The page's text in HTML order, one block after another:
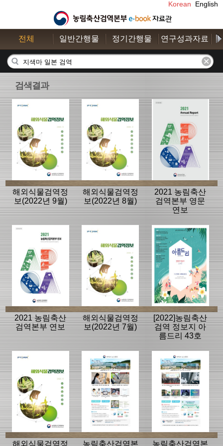
Korean English
전체 일반간행물 정기간행물 연구성과자료
검색결과
해외식물검역정
보(2022년 9월)
해외식물검역정
보(2022년 8월)
2021 농림축산
검역본부 영문
연보
2021 농림축산
검역본부 연보
해외식물검역정
보(2022년 7월)
[2022]농림축산
검역 정보지 아
름드리 43호
해외식물검역정 농림축산검역본 농림축산검역본